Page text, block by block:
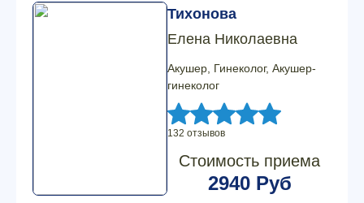
Тихонова
Елена Николаевна
Акушер, Гинеколог, Акушер-
гинеколог
132 отзывов
Стоимость приема
2940 Руб